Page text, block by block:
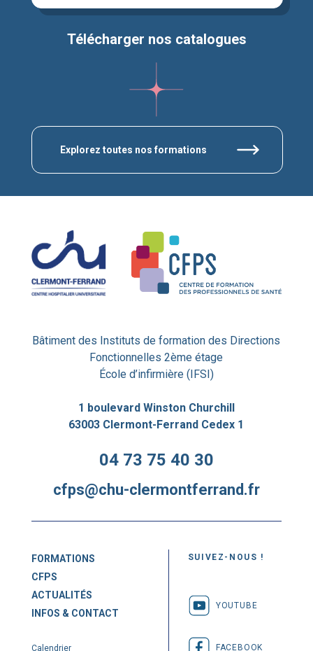
Explorez toutes nos formations
Télécharger nos catalogues
Bâtiment des Instituts de formation des Directions
Fonctionnelles 2ème étage
École d’infirmière (IFSI)
1 boulevard Winston Churchill
63003 Clermont-Ferrand Cedex 1
04 73 75 40 30
cfps@chu-clermontferrand.fr
FORMATIONS
CFPS
ACTUALITÉS
INFOS & CONTACT
Calendrier
SUIVEZ-NOUS !
YOUTUBE
FACEBOOK